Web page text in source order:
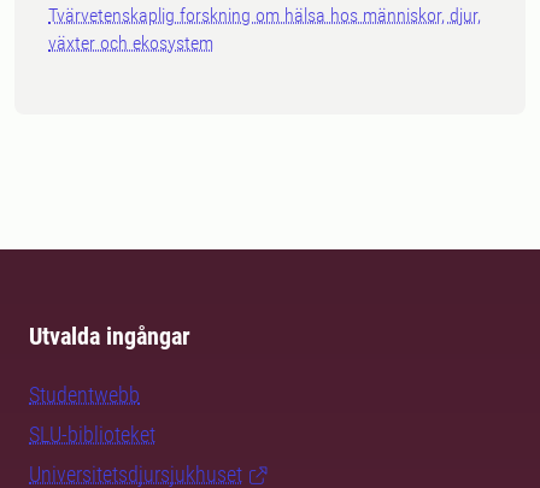
Tvärvetenskaplig forskning om hälsa hos människor, djur,
växter och ekosystem
Utvalda ingångar
Studentwebb
SLU-biblioteket
Universitetsdjursjukhuset